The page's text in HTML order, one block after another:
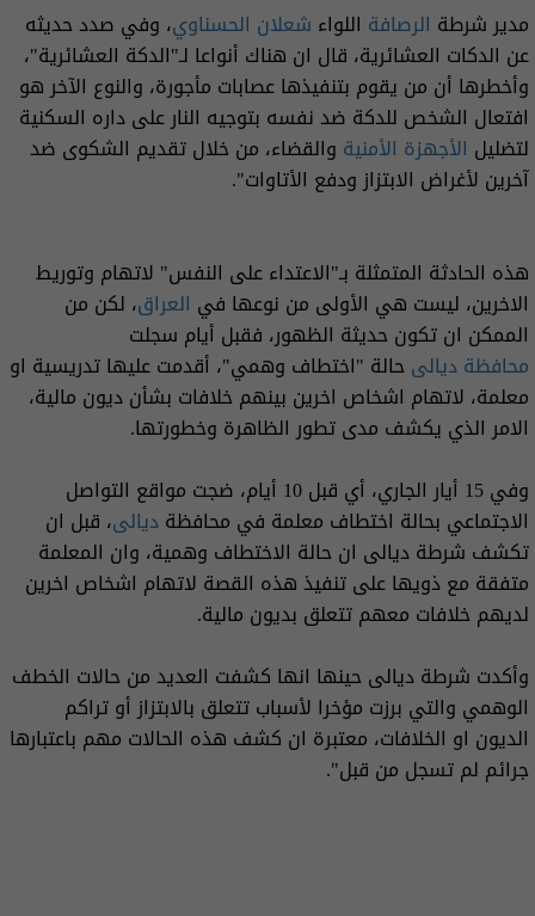
مدير شرطة الرصافة اللواء شعلان الحسناوي، وفي صدد حديثه
عن الدكات العشائرية، قال ان هناك أنواعا لـ"الدكة العشائرية"،
وأخطرها أن من يقوم بتنفيذها عصابات مأجورة، والنوع الآخر هو
افتعال الشخص للدكة ضد نفسه بتوجيه النار على داره السكنية
لتضليل الأجهزة الأمنية والقضاء، من خلال تقديم الشكوى ضد
آخرين لأغراض الابتزاز ودفع الأتاوات".
هذه الحادثة المتمثلة بـ"الاعتداء على النفس" لاتهام وتوريط
الاخرين، ليست هي الأولى من نوعها في العراق، لكن من
الممكن ان تكون حديثة الظهور، فقبل أيام سجلت
محافظة ديالىحالة "اختطاف وهمي"، أقدمت عليها تدريسية او
معلمة، لاتهام اشخاص اخرين بينهم خلافات بشأن ديون مالية،
الامر الذي يكشف مدى تطور الظاهرة وخطورتها.
وفي 15 أيار الجاري، أي قبل 10 أيام، ضجت مواقع التواصل
الاجتماعي بحالة اختطاف معلمة في محافظةديالى، قبل ان
تكشف شرطة ديالى ان حالة الاختطاف وهمية، وان المعلمة
متفقة مع ذويها على تنفيذ هذه القصة لاتهام اشخاص اخرين
لديهم خلافات معهم تتعلق بديون مالية.
وأكدت شرطة ديالى حينها انها كشفت العديد من حالات الخطف
الوهمي والتي برزت مؤخرا لأسباب تتعلق بالابتزاز أو تراكم
الديون او الخلافات، معتبرة ان كشف هذه الحالات مهم باعتبارها
جرائم لم تسجل من قبل".